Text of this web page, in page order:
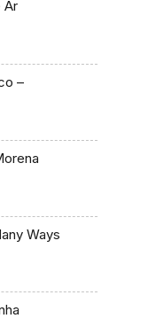
Ar
–
Ways